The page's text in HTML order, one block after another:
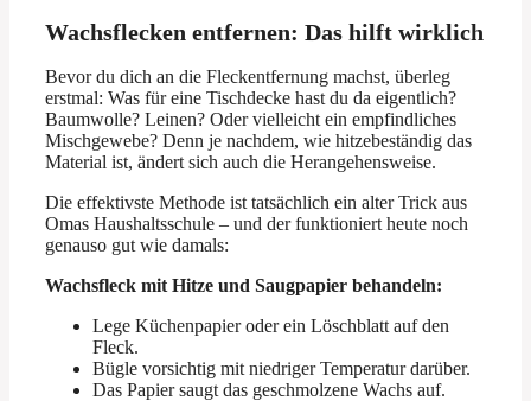
Wachsflecken entfernen: Das hilft wirklich
Bevor du dich an die Fleckentfernung machst, überleg
erstmal: Was für eine Tischdecke hast du da eigentlich?
Baumwolle? Leinen? Oder vielleicht ein empfindliches
Mischgewebe? Denn je nachdem, wie hitzebeständig das
Material ist, ändert sich auch die Herangehensweise.
Die effektivste Methode ist tatsächlich ein alter Trick aus
Omas Haushaltsschule – und der funktioniert heute noch
genauso gut wie damals:
Wachsfleck mit Hitze und Saugpapier behandeln:
Lege Küchenpapier oder ein Löschblatt auf den
Fleck.
Bügle vorsichtig mit niedriger Temperatur darüber.
Das Papier saugt das geschmolzene Wachs auf.